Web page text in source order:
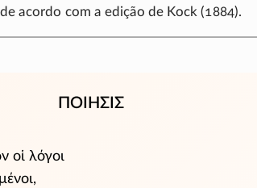
acordo com a edição de Kock (1884).
ΠΟΙΗΣΙΣ
οἱ λόγοι